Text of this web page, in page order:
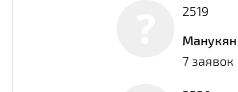
2519
Манукян
7 заявок